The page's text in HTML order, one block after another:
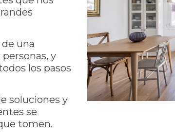
una
y
los pasos
soluciones y
se
tomen.